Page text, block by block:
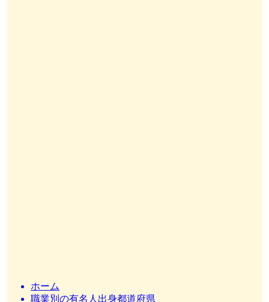
ホーム
職業別の有名人出身都道府県